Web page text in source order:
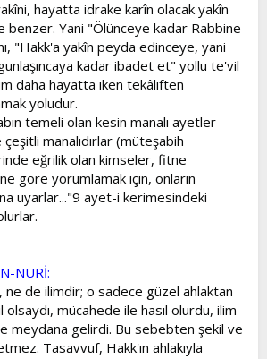
hayatta idrake karîn olacak yakîn
Yani "Ölünceye kadar Rabbine
"Hakk'a yakîn peyda edinceye, yani
kadar ibadet et" yollu te'vil
daha hayatta iken tekâliften
yoludur.
temeli olan kesin manalı ayetler
manalıdırlar (müteşabih
eğrilik olan kimseler, fitne
göre yorumlamak için, onların
uyarlar..."9 ayet-i kerimesindeki
NURİ:
ne de ilimdir; o sadece güzel ahlaktan
mücahede ile hasıl olurdu, ilim
meydana gelirdi. Bu sebebten şekil ve
Tasavvuf, Hakk'ın ahlakıyla